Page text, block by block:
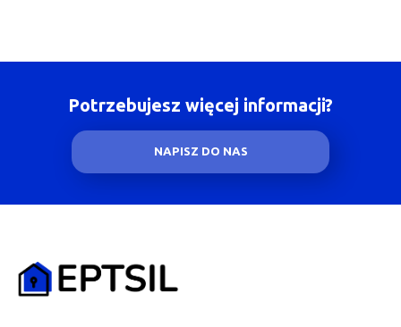
Potrzebujesz więcej informacji?
NAPISZ DO NAS